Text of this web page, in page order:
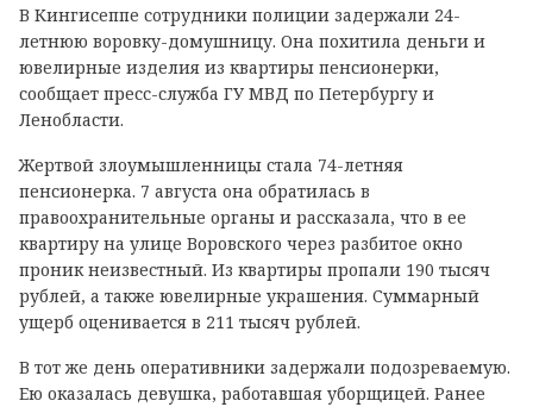
В Кингисеппе сотрудники полиции задержали 24-
летнюю воровку-домушницу. Она похитила деньги и
ювелирные изделия из квартиры пенсионерки,
сообщает пресс-служба ГУ МВД по Петербургу и
Ленобласти.
Жертвой злоумышленницы стала 74-летняя
пенсионерка. 7 августа она обратилась в
правоохранительные органы и рассказала, что в ее
квартиру на улице Воровского через разбитое окно
проник неизвестный. Из квартиры пропали 190 тысяч
рублей, а также ювелирные украшения. Суммарный
ущерб оценивается в 211 тысяч рублей.
В тот же день оперативники задержали подозреваемую.
Ею оказалась девушка, работавшая уборщицей. Ранее